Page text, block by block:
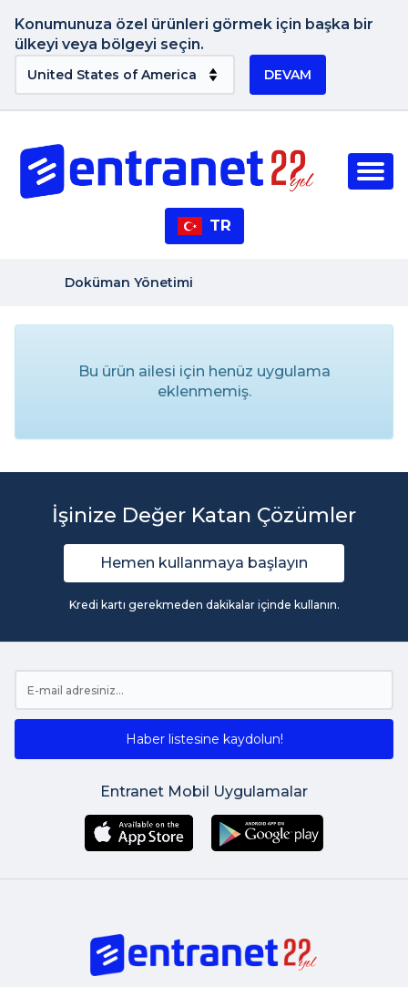
Konumunuza özel ürünleri görmek için başka bir
ülkeyi veya bölgeyi seçin.
DEVAM
TR
Doküman Yönetimi
Bu ürün ailesi için henüz uygulama
eklenmemiş.
İşinize Değer Katan Çözümler
Hemen kullanmaya başlayın
Kredi kartı gerekmeden dakikalar içinde kullanın.
Haber listesine kaydolun!
Entranet Mobil Uygulamalar